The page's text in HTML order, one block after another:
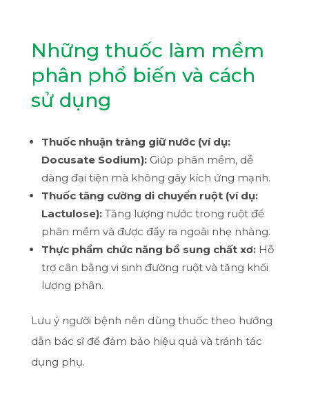
Những thuốc làm mềm
phân phổ biến và cách
sử dụng
Thuốc nhuận tràng giữ nước (ví dụ:
Docusate Sodium):Giúp phân mềm, dễ
dàng đại tiện mà không gây kích ứng mạnh.
Thuốc tăng cường di chuyển ruột (ví dụ:
Lactulose):Tăng lượng nước trong ruột để
phân mềm và được đẩy ra ngoài nhẹ nhàng.
Thực phẩm chức năng bổ sung chất xơ:Hỗ
trợ cân bằng vi sinh đường ruột và tăng khối
lượng phân.
Lưu ý người bệnh nên dùng thuốc theo hướng
dẫn bác sĩ để đảm bảo hiệu quả và tránh tác
dụng phụ.